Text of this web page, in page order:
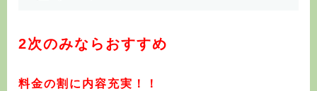
2次のみならおすすめ
料金の割に内容充実！！